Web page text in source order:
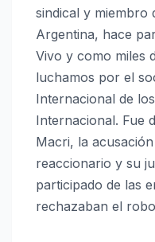
sindical y miembro
Argentina, hace
Vivo y como miles
luchamos por el
Internacional de
Internacional. Fue
Macri, la
reaccionario y su
participado de las
rechazaban el